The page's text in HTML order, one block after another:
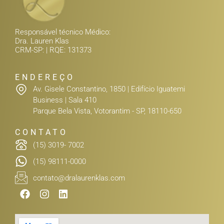
Responsável técnico Médico:
Dra. Lauren Klas
CRM-SP: | RQE: 131373
ENDEREÇO
Av. Gisele Constantino, 1850 | Edifício Iguatemi
Business | Sala 410
Parque Bela Vista, Votorantim - SP, 18110-650
CONTATO
(15) 3019- 7002
(15) 98111-0000
contato@dralaurenklas.com